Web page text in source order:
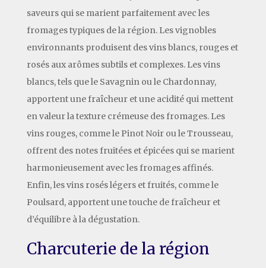
saveurs qui se marient parfaitement avec les
fromages typiques de la région. Les vignobles
environnants produisent des vins blancs, rouges et
rosés aux arômes subtils et complexes. Les vins
blancs, tels que le Savagnin ou le Chardonnay,
apportent une fraîcheur et une acidité qui mettent
en valeur la texture crémeuse des fromages. Les
vins rouges, comme le Pinot Noir ou le Trousseau,
offrent des notes fruitées et épicées qui se marient
harmonieusement avec les fromages affinés.
Enfin, les vins rosés légers et fruités, comme le
Poulsard, apportent une touche de fraîcheur et
d’équilibre à la dégustation.
Charcuterie de la région